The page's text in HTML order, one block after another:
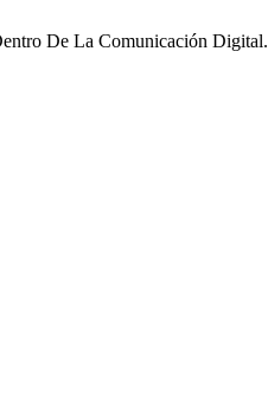
De La Comunicación Digital.